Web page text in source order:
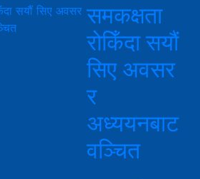
समकक्षता
रोकिँदा सयौं
सिए अवसर
र
अध्ययनबाट
वञ्चित